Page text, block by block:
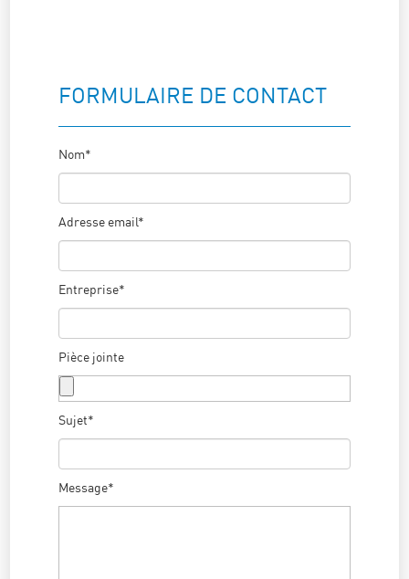
FORMULAIRE DE CONTACT
Nom*
Adresse email*
Entreprise*
Pièce jointe
Sujet*
Message*